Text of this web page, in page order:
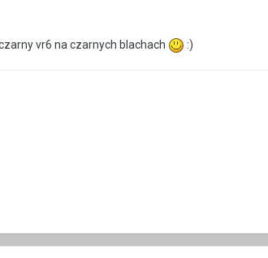
vr6 na czarnych blachach :)